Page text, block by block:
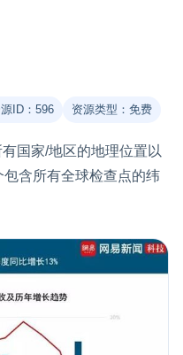
ID：596 资源类型：免费
国家/地区的地理位置以
含所有全球检查点的纬